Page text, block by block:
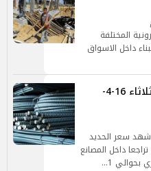
المختلفة
داخل الاسواق
سعر الحديد الاستثماري اليوم الثلاثاء 16-4-
شهد سعر الحديد
الاستثماري اليوم الثلاثاء 16 ابريل 2024 تراجعا داخل المصانع
1…